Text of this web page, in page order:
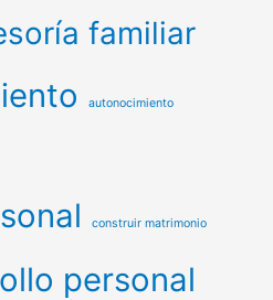
familiar
autonocimiento
construir matrimonio
personal